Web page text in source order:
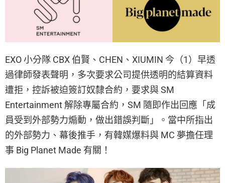
EXO 小分隊 CBX 伯賢、CHEN、XIUMIN 今（1）早透
過律師發表聲明，多次要求公司提供透明的結算資料
遭拒，控訴被迫簽訂奴隸合約，要求與 SM
Entertainment 解除專屬合約，SM 隨即作出回應「成
員受到外部勢力煽動，做出錯誤判斷」。當中所指出
的外部勢力、幕後推手，有韓媒爆料與 MC 夢擔任理
事 Big Planet Made 有關！